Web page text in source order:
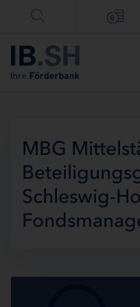
Menü überspringen
MBG
Schleswig-